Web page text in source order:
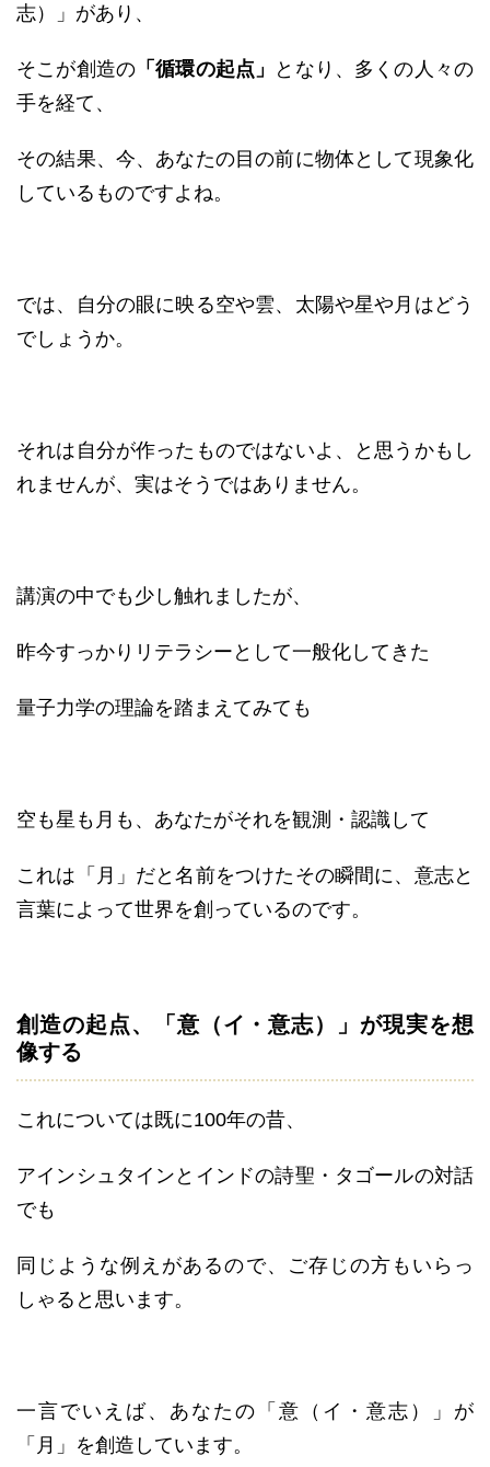
志）」があり、
そこが創造の 「循環の起点」
となり、多くの人々の
手を経て、
その結果、今、あなたの目の前に物体として現象化
しているものですよね。
では、自分の眼に映る空や雲、太陽や星や月はどう
でしょうか。
それは自分が作ったものではないよ、と思うかもし
れませんが、実はそうではありません。
講演の中でも少し触れましたが、
昨今すっかりリテラシーとして一般化してきた
量子力学の理論を踏まえてみても
空も星も月も、あなたがそれを観測・認識して
これは「月」だと名前をつけたその瞬間に、意志と
言葉によって世界を創っているのです。
創造の起点、「意（イ・意志）」が現実を想
像する
これについては既に100年の昔、
アインシュタインとインドの詩聖・タゴールの対話
でも
同じような例えがあるので、ご存じの方もいらっ
しゃると思います。
一言でいえば、あなたの「意（イ・意志）」が
「月」を創造しています。